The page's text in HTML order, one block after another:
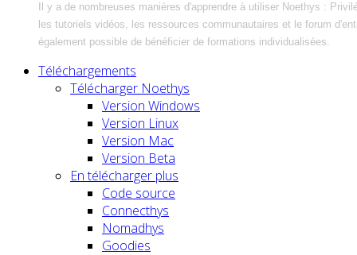
Il y a de nombreuses manières d'apprendre à utiliser Noethys :
les tutoriels vidéos, les ressources communautaires et le forum
également possible de bénéficier de formations individualisées.
Téléchargements
Télécharger Noethys
Version Windows
Version Linux
Version Mac
Version Beta
En télécharger plus
Code source
Connecthys
Nomadhys
Goodies